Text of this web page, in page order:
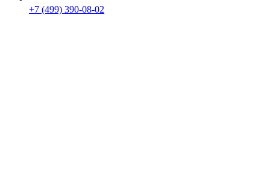
+7 (499) 390-08-02